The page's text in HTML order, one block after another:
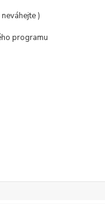
)
programu